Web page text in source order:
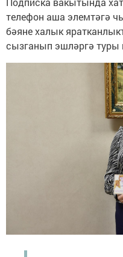
телефон аша элемтәгә
бәяне халык
сызганып эшләргә туры